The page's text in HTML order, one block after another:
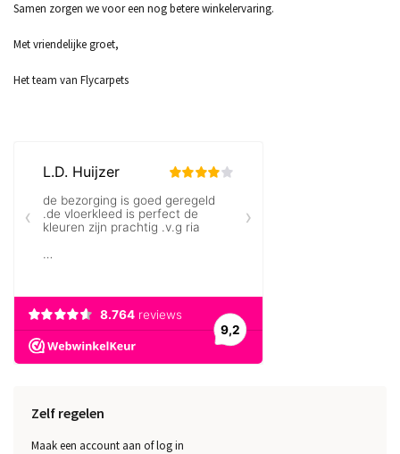
Samen zorgen we voor een nog betere winkelervaring.
Met vriendelijke groet,
Het team van Flycarpets
Zelf regelen
Maak een account aan of log in